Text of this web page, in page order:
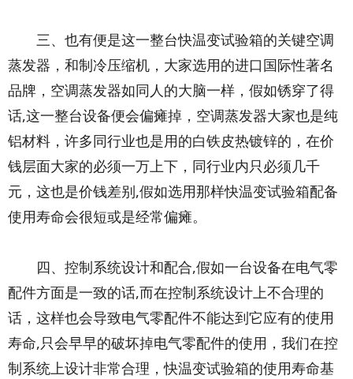
三、也有便是这一整台快温变试验箱的关键空调
蒸发器，和制冷压缩机，大家选用的进口国际性著名
品牌，空调蒸发器如同人的大脑一样，假如锈穿了得
话,这一整台设备便会偏瘫掉，空调蒸发器大家也是纯
铝材料，许多同行业也是用的白铁皮热镀锌的，在价
钱层面大家的必须一万上下，同行业内只必须几千
元，这也是价钱差别,假如选用那样快温变试验箱配备
使用寿命会很短或是经常偏瘫。
四、控制系统设计和配合,假如一台设备在电气零
配件方面是一致的话,而在控制系统设计上不合理的
话，这样也会导致电气零配件不能达到它应有的使用
寿命,只会早早的破坏掉电气零配件的使用，我们在控
制系统上设计非常合理，快温变试验箱的使用寿命基